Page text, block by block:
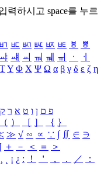
력하시고 space를 누르
ㅲ ㅳ ㅴ ㅵ ㅶ ㅷ ㅸ
ㅹ
ㆇ ㆈ ㆉ ㆊ ㆋ ㆌ ㆍ
ㆎ
ΤΥ Φ Χ Ψ Ω α β γ δ ε ζ η
פ ם ן ו ט א ר ק
（ ） ［ ］ ｛ ｝
≫ √ ∽ ∝ ∵ ∫ ∬ ∈ ∋
＋ － ＜ ＝
＞
¸ ¡ ¿ ː ！ ＇ ， ． ／
：